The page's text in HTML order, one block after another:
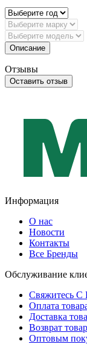
Описание
Отзывы
Оставить отзыв
Информация
О нас
Новости
Контакты
Все Бренды
Обслуживание
Свяжитесь С
Оплата
Доставка
Возврат
Оптовым